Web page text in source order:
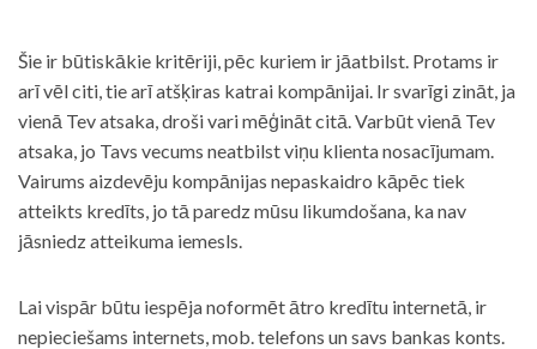
Šie ir būtiskākie kritēriji, pēc kuriem ir jāatbilst. Protams ir
arī vēl citi, tie arī atšķiras katrai kompānijai. Ir svarīgi zināt, ja
vienā Tev atsaka, droši vari mēģināt citā. Varbūt vienā Tev
atsaka, jo Tavs vecums neatbilst viņu klienta nosacījumam.
Vairums aizdevēju kompānijas nepaskaidro kāpēc tiek
atteikts kredīts, jo tā paredz mūsu likumdošana, ka nav
jāsniedz atteikuma iemesls.
Lai vispār būtu iespēja noformēt ātro kredītu internetā, ir
nepieciešams internets, mob. telefons un savs bankas konts.